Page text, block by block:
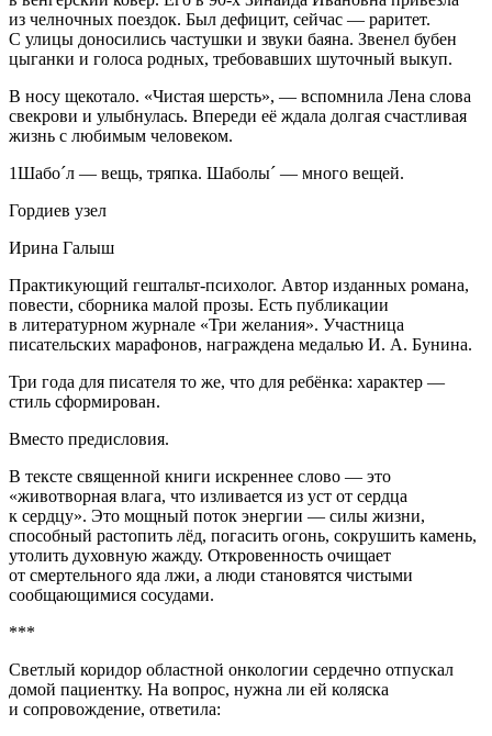
из челночных поездок. Был дефицит, сейчас — раритет.
С улицы доносились частушки и звуки баяна. Звенел бубен
цыганки и голоса родных, требовавших шуточный выкуп.
В носу щекотало. «Чистая шерсть», — вспомнила Лена слова
свекрови и улыбнулась. Впереди её ждала долгая счастливая
жизнь с любимым человеком.
1Шабо´л — вещь, тряпка. Шаболы´ — много вещей.
Гордиев узел
Ирина Галыш
Практикующий гештальт-психолог. Автор изданных романа,
повести, сборника малой прозы. Есть публикации
в литературном журнале «Три желания». Участница
писательских марафонов, награждена медалью И. А. Бунина.
Три года для писателя то же, что для ребёнка: характер —
стиль сформирован.
Вместо предисловия.
В тексте священной книги искреннее слово — это
«животворная влага, что изливается из уст от сердца
к сердцу». Это мощный поток энергии — силы жизни,
способный растопить лёд, погасить огонь, сокрушить камень,
утолить духовную жажду. Откровенность очищает
от смертельного яда лжи, а люди становятся чистыми
сообщающимися сосудами.
***
Светлый коридор областной онкологии сердечно отпускал
домой пациентку. На вопрос, нужна ли ей коляска
и сопровождение, ответила: